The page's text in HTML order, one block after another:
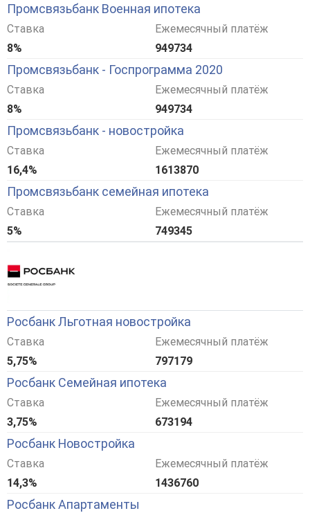
Промсвязьбанк Военная ипотека
Ставка
8%
Ежемесячный платёж
949734
Промсвязьбанк - Госпрограмма 2020
Ставка
8%
Ежемесячный платёж
949734
Промсвязьбанк - новостройка
Ставка
16,4%
Ежемесячный платёж
1613870
Промсвязьбанк семейная ипотека
Ставка
5%
Ежемесячный платёж
749345
Росбанк Льготная новостройка
Ставка
5,75%
Ежемесячный платёж
797179
Росбанк Семейная ипотека
Ставка
3,75%
Ежемесячный платёж
673194
Росбанк Новостройка
Ставка
14,3%
Ежемесячный платёж
1436760
Росбанк Апартаменты